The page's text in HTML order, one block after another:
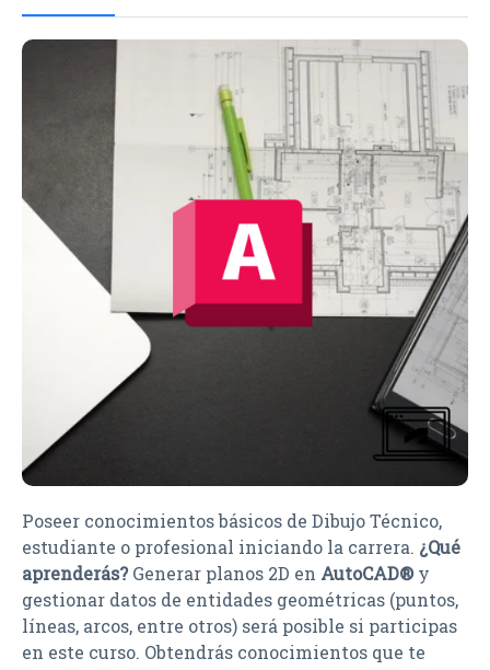
Poseer conocimientos básicos de Dibujo Técnico,
estudiante o profesional iniciando la carrera. ¿Qué
aprenderás?Generar planos 2D en AutoCAD®y
gestionar datos de entidades geométricas (puntos,
líneas, arcos, entre otros) será posible si participas
en este curso. Obtendrás conocimientos que te